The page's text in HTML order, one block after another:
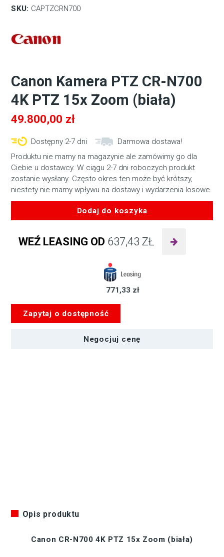
SKU: CAPTZCRN700
Canon Kamera PTZ CR-N700
4K PTZ 15x Zoom (biała)
49.800,00 zł
Dostępny 2-7 dni
Darmowa dostawa!
Produktu nie mamy na magazynie ale zamówimy go dla
Ciebie u dostawcy. W ciągu 2-7 dni roboczych produkt
zostanie wysłany. Często okres ten może być krótszy,
niestety nie mamy wpływu na dostawy i wydarzenia losowe.
Dodaj do koszyka
Canon
Kamera
PTZ
Zoom
WEŹ LEASING OD 637,43ZŁ
771,33 zł
Zapytaj o dostępność
Negocjuj cenę
Opis produktu
Canon CR-N700 4K PTZ 15x Zoom (biała)